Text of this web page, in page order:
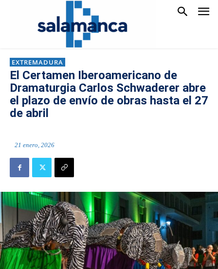
EXTREMADURA
El Certamen Iberoamericano de
Dramaturgia Carlos Schwaderer abre
el plazo de envío de obras hasta el 27
de abril
21 enero, 2026